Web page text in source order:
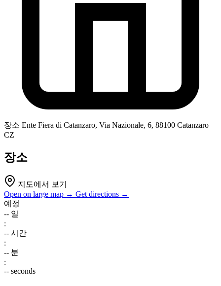
장소 Ente Fiera di Catanzaro, Via Nazionale, 6, 88100 Catanzaro
CZ
장소
지도에서 보기
Open on large map → Get directions →
예정
-- 일
:
-- 시간
:
-- 분
:
-- seconds